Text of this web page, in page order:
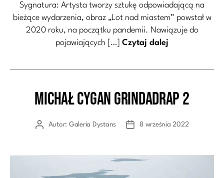
Sygnatura: Artysta tworzy sztukę odpowiadającą na
bieżące wydarzenia, obraz „Lot nad miastem” powstał w
2020 roku, na początku pandemii. Nawiązuje do
pojawiających […] Czytaj dalej
Kategorie
Michał Cygan Grindadrap 2
AutorAutor: Galeria Dystans
Data8 września 2022